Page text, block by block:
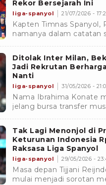
Rekor Bersejarah Ini
liga-spanyol 21/07/2026 -
Kapten Timnas Spanyol,
namanya dalam catatan
Ditolak Inter Milan,
Jadi Rekrutan
Nanti
liga-spanyol 31/05/2026 -
Nama Ibrahima Konate
jelang bursa transfer
Tak Lagi Menonjol di
Keturunan Indonesia
Raksasa Liga Spanyol
liga-spanyol 29/05/2026 -
Masa depan Tijjani
mulai menjadi sorotan